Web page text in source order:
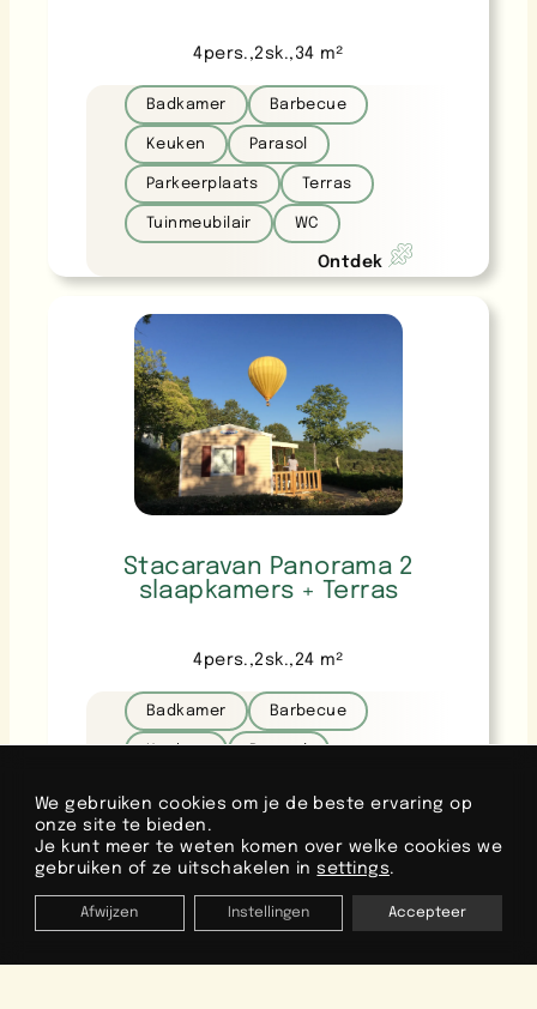
4pers. ,2 sk., 34 m²
Badkamer Barbecue
Keuken Parasol
Parkeerplaats Terras
Tuinmeubilair WC
Ontdek
Stacaravan Panorama 2
slaapkamers + Terras
4pers. ,2 sk.,24 m²
Badkamer Barbecue
Tuinmeubilair
Ontdek
We gebruiken cookies om je de beste ervaring op
onze site te bieden.
Je kunt meer te weten komen over welke cookies we
gebruiken of ze uitschakelen in settings.
Accepteer
Afwijzen Instellingen